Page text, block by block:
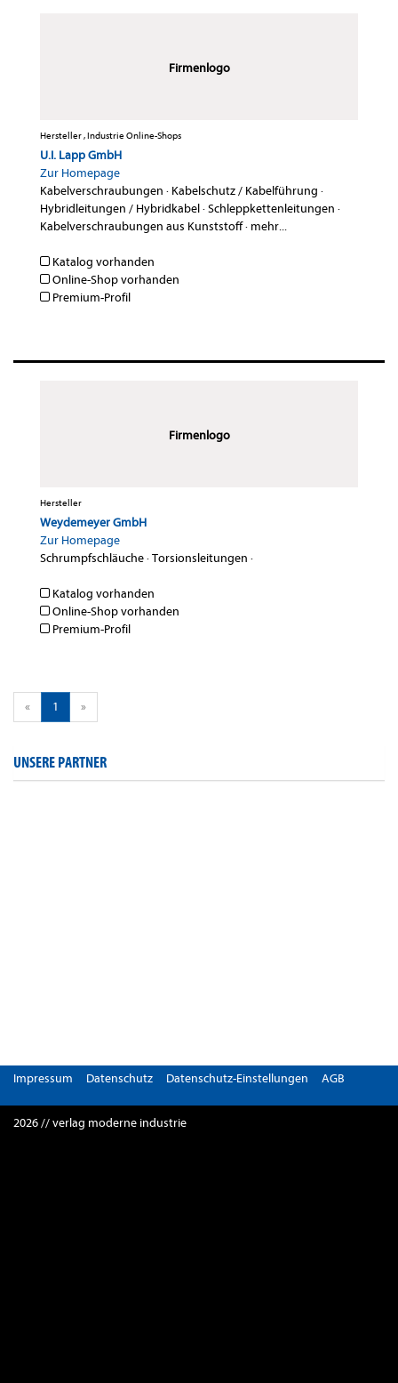
Firmenlogo
Hersteller , Industrie Online-Shops
U.I. Lapp GmbH
Zur Homepage
Kabelverschraubungen · Kabelschutz / Kabelführung ·
Hybridleitungen / Hybridkabel·Schleppkettenleitungen ·
Kabelverschraubungen aus Kunststoff· mehr...
Katalog vorhanden
Online-Shop vorhanden
Premium-Profil
Firmenlogo
Hersteller
Weydemeyer GmbH
Zur Homepage
Schrumpfschläuche·Torsionsleitungen ·
Katalog vorhanden
Online-Shop vorhanden
Premium-Profil
« 1 »
UNSERE PARTNER
Impressum Datenschutz Datenschutz-Einstellungen AGB
2026 // verlag moderne industrie